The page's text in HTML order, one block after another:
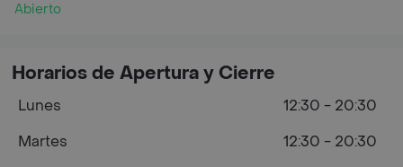
Abierto
Horarios de Apertura y Cierre
Lunes
12:30 - 20:30
Martes
12:30 - 20:30